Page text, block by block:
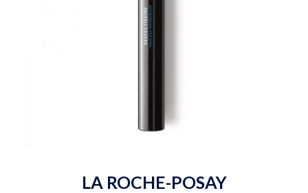
LA ROCHE-POSAY